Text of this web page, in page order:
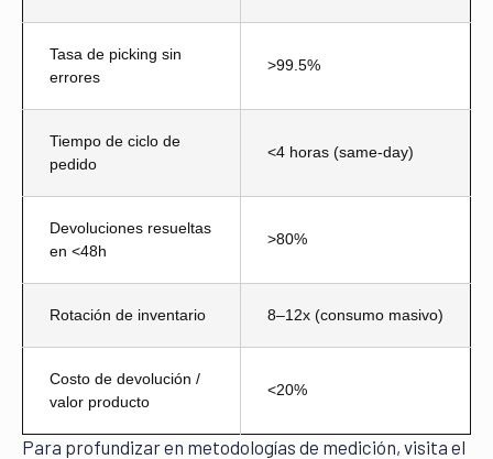
Tasa de picking sin
errores
>99.5%
Tiempo de ciclo de
pedido
<4 horas (same-day)
Devoluciones resueltas
en <48h
>80%
Rotación de inventario 8–12x (consumo masivo)
Costo de devolución /
valor producto
<20%
Para profundizar en metodologías de medición, visita el